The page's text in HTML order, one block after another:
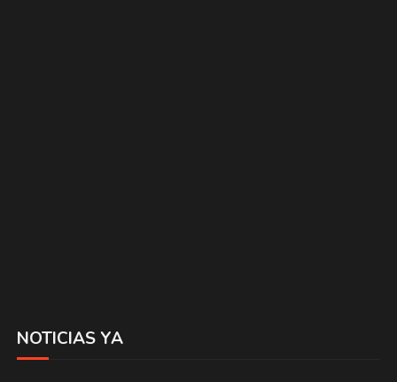
NOTICIAS YA